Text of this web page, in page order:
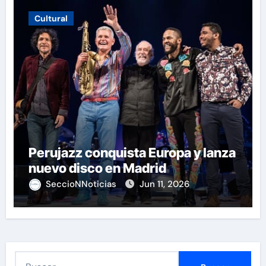
Cultural
Perujazz conquista Europa y lanza
nuevo disco en Madrid
SeccioNNoticias Jun 11, 2026